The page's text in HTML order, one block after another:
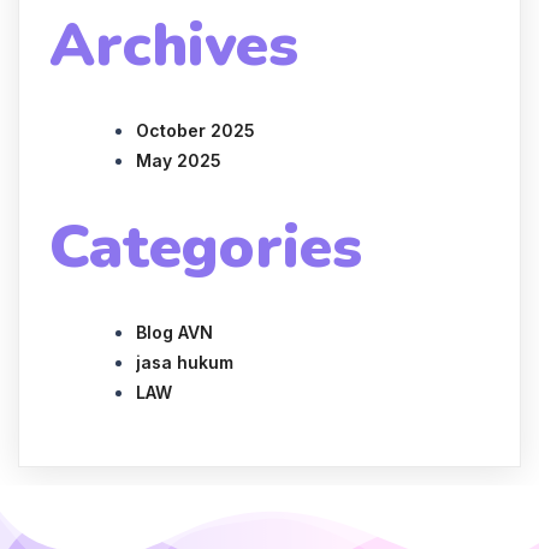
Archives
October 2025
May 2025
Categories
Blog AVN
jasa hukum
LAW